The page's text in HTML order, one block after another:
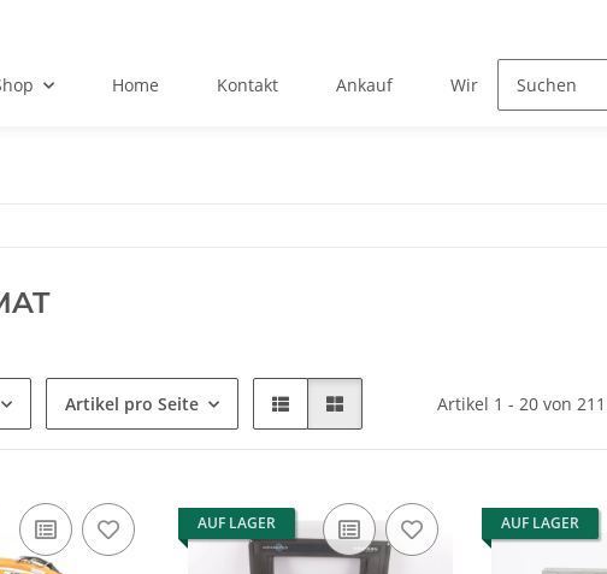
Home Kontakt Ankauf Wir über uns
Artikel pro Seite Artikel 1 - 20 von 211
AUF LAGER AUF LAGER